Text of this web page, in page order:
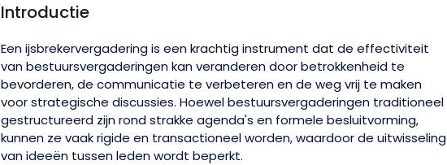
Introductie
Een ijsbrekervergadering is een krachtig instrument dat de effectiviteit
van bestuursvergaderingen kan veranderen door betrokkenheid te
bevorderen, de communicatie te verbeteren en de weg vrij te maken
voor strategische discussies. Hoewel bestuursvergaderingen traditioneel
gestructureerd zijn rond strakke agenda's en formele besluitvorming,
kunnen ze vaak rigide en transactioneel worden, waardoor de uitwisseling
van ideeën tussen leden wordt beperkt.